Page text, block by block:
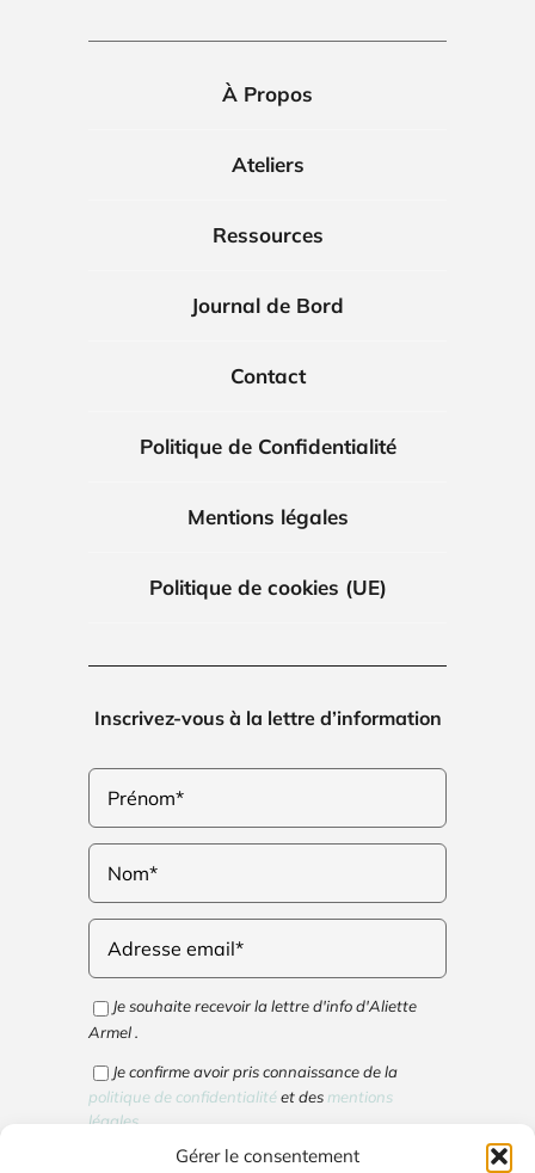
Gérer le consentement
À Propos
Ateliers
Ressources
Journal de Bord
Contact
Politique de Confidentialité
Mentions légales
Politique de cookies (UE)
Inscrivez-vous à la lettre d’information
Je souhaite recevoir la lettre d'info d'Aliette
Armel .
Je confirme avoir pris connaissance de la
politique de confidentialitéet des mentions
légales.